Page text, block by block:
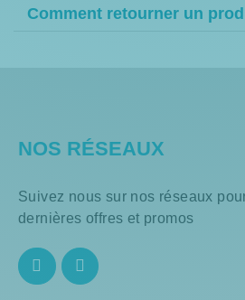
Comment retourner un
NOS RÉSEAUX
Suivez nous sur nos réseaux
dernières offres et promos